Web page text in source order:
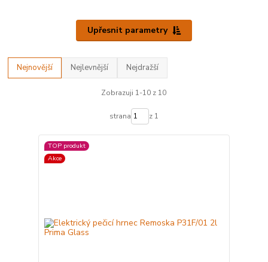
Upřesnit parametry
Nejnovější Nejlevnější Nejdražší
Zobrazuji 1-10 z 10
strana z 1
TOP produkt
Akce